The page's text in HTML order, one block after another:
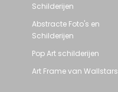
Schilderijen
Abstracte Foto's en
Schilderijen
Pop Art schilderijen
Art Frame van Wallstars